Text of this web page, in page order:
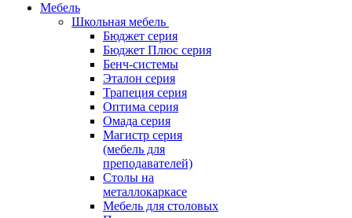
Мебель
Школьная мебель
Бюджет серия
Бюджет Плюс серия
Бенч-системы
Эталон серия
Трапеция серия
Оптима серия
Омада серия
Магистр серия
(мебель для
преподавателей)
Столы на
металлокаркасе
Мебель для столовых